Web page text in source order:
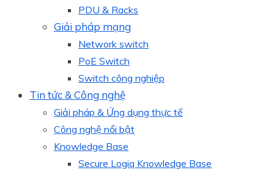
PDU & Racks
Giải pháp mạng
Network switch
PoE Switch
Switch công nghiệp
Tin tức & Công nghệ
Giải pháp & Ứng dụng thực tế
Công nghệ nổi bật
Knowledge Base
Secure Logiq Knowledge Base